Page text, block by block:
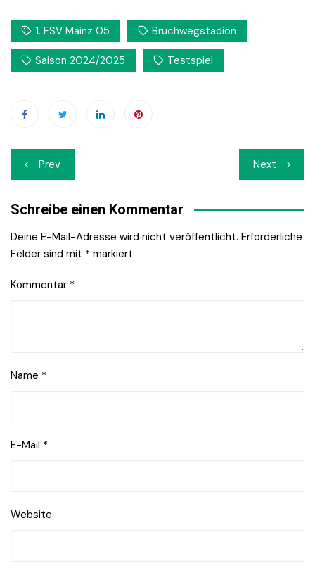
1. FSV Mainz 05 Bruchwegstadion
Saison 2024/2025 Testspiel
Beitrags-
Navigation
Prev Next
Schreibe einen Kommentar
Deine E-Mail-Adresse wird nicht veröffentlicht. Erforderliche
Felder sind mit * markiert
Kommentar *
Name *
E-Mail *
Website